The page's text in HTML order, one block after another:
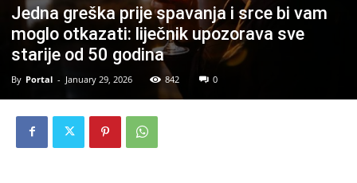
Jedna greška prije spavanja i srce bi vam
moglo otkazati: liječnik upozorava sve
starije od 50 godina
By Portal - January 29, 2026 842 0